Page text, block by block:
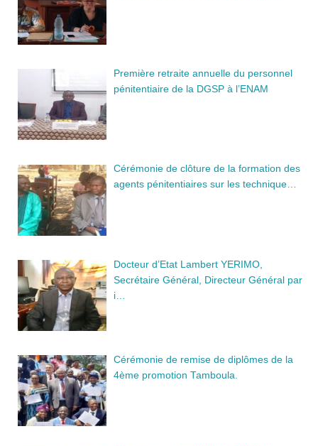
Première retraite annuelle du personnel
pénitentiaire de la DGSP à l’ENAM
Cérémonie de clôture de la formation des
agents pénitentiaires sur les technique…
Docteur d’Etat Lambert YERIMO,
Secrétaire Général, Directeur Général par
i…
Cérémonie de remise de diplômes de la
4ème promotion Tamboula.